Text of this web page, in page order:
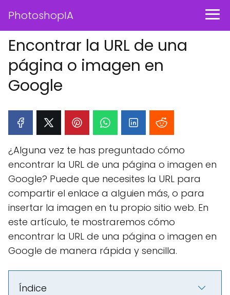
PhotoshopIA
Encontrar la URL de una
página o imagen en
Google
¿Alguna vez te has preguntado cómo
encontrar la URL de una página o imagen en
Google? Puede que necesites la URL para
compartir el enlace a alguien más, o para
insertar la imagen en tu propio sitio web. En
este artículo, te mostraremos cómo
encontrar la URL de una página o imagen en
Google de manera rápida y sencilla.
Índice